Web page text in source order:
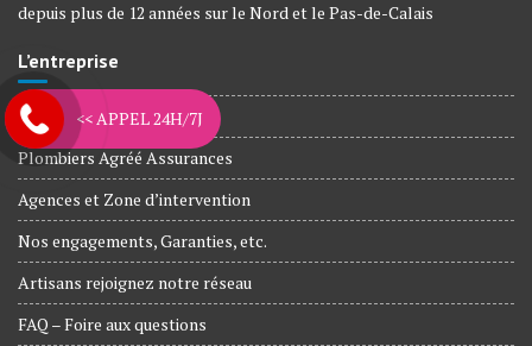
depuis plus de 12 années sur le Nord et le Pas-de-Calais
L’entreprise
Nos métiers
Plombiers Agréé Assurances
Agences et Zone d’intervention
Nos engagements, Garanties, etc.
Artisans rejoignez notre réseau
FAQ – Foire aux questions
<< APPEL 24H/7J